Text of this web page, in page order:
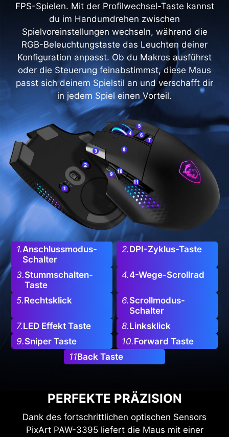
FPS-Spielen. Mit der Profilwechsel-Taste kannst
du im Handumdrehen zwischen
Spielvoreinstellungen wechseln, während die
RGB-Beleuchtungstaste das Leuchten deiner
Konfiguration anpasst. Ob du Makros ausführst
oder die Steuerung feinabstimmst, diese Maus
passt sich deinem Spielstil an und verschafft dir
in jedem Spiel einen Vorteil.
1.Anschlussmodus-
Schalter
2.DPI-Zyklus-Taste
3.Stummschalten-
Taste
4.4-Wege-Scrollrad
5.Rechtsklick 6.Scrollmodus-
Schalter
7.LED Effekt Taste 8.Linksklick
9.Sniper Taste 10.Forward Taste
11Back Taste
PERFEKTE PRÄZISION
Dank des fortschrittlichen optischen Sensors
PixArt PAW-3395 liefert die Maus mit einer